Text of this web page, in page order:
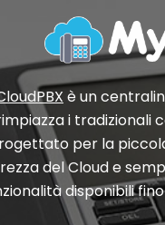
è un
i tradizionali
per la
del Cloud e
disponibili